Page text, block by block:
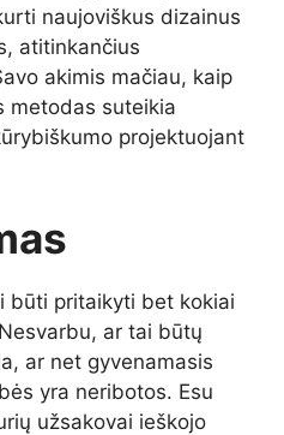
naujoviškus dizainus
atitinkančius
akimis mačiau, kaip
metodas suteikia
projektuojant
būti pritaikyti bet kokiai
ar tai būtų
ar net gyvenamasis
yra neribotos. Esu
užsakovai ieškojo